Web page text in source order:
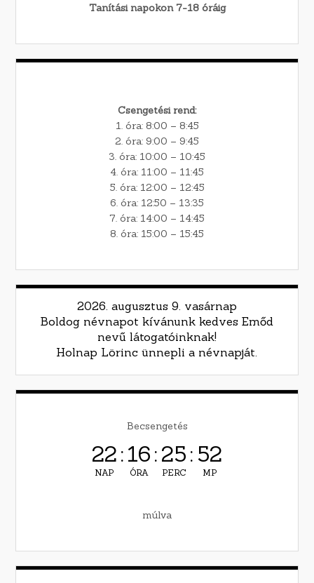
Tanítási napokon 7-18 óráig
Csengetési rend:
1. óra: 8:00 – 8:45
2. óra: 9:00 – 9:45
3. óra: 10:00 – 10:45
4. óra: 11:00 – 11:45
5. óra: 12:00 – 12:45
6. óra: 12:50 – 13:35
7. óra: 14:00 – 14:45
8. óra: 15:00 – 15:45
2026. augusztus 9. vasárnap
Boldog névnapot kívánunk kedves Emőd
nevű látogatóinknak!
Holnap Lörinc ünnepli a névnapját.
Becsengetés
22
NAP
:16
ÓRA
:25
PERC
: 51
MP
múlva